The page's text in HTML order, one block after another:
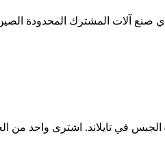
صنع آلات المشترك المحدودة